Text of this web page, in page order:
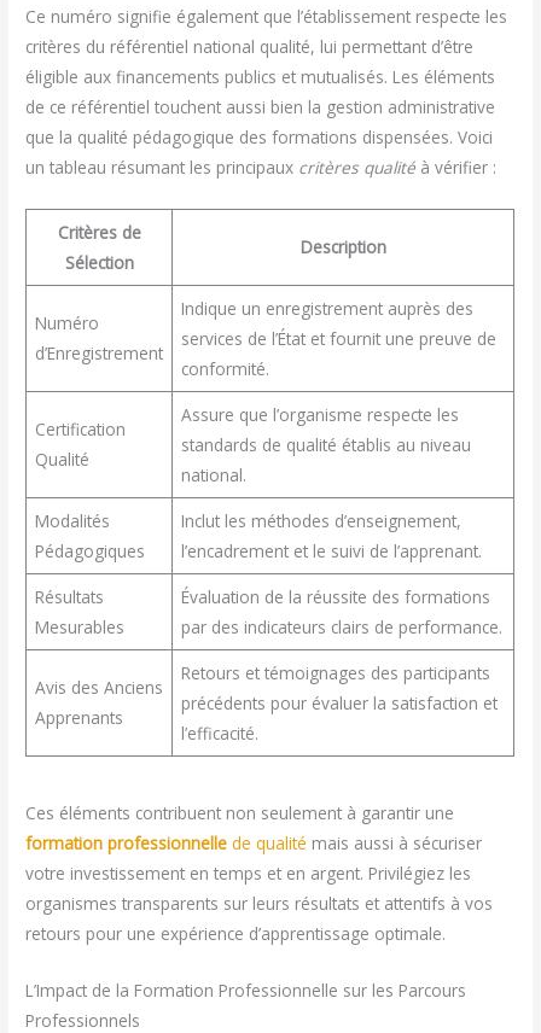
Ce numéro signifie également que l’établissement respecte les
critères du référentiel national qualité, lui permettant d’être
éligible aux financements publics et mutualisés. Les éléments
de ce référentiel touchent aussi bien la gestion administrative
que la qualité pédagogique des formations dispensées. Voici
un tableau résumant les principaux critères qualité à vérifier :
Critères de
Sélection
Description
Numéro
d’Enregistrement
Indique un enregistrement auprès des
services de l’État et fournit une preuve de
conformité.
Certification
Qualité
Assure que l’organisme respecte les
standards de qualité établis au niveau
national.
Modalités
Pédagogiques
Inclut les méthodes d’enseignement,
l’encadrement et le suivi de l’apprenant.
Résultats
Mesurables
Évaluation de la réussite des formations
par des indicateurs clairs de performance.
Avis des Anciens
Apprenants
Retours et témoignages des participants
précédents pour évaluer la satisfaction et
l’efficacité.
Ces éléments contribuent non seulement à garantir une
formation professionnelle de qualité mais aussi à sécuriser
votre investissement en temps et en argent. Privilégiez les
organismes transparents sur leurs résultats et attentifs à vos
retours pour une expérience d’apprentissage optimale.
L’Impact de la Formation Professionnelle sur les Parcours
Professionnels